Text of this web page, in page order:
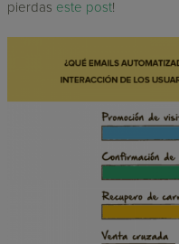
pierdas este post!